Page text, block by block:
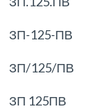
ЗП-125-ПВ
ЗП/125/ПВ
ЗП 125ПВ